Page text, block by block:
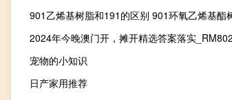
901乙烯基树脂和191的区别 901环氧乙烯基酯
2024年今晚澳门开，摊开精选答案落实
宠物的小知识
日产家用推荐